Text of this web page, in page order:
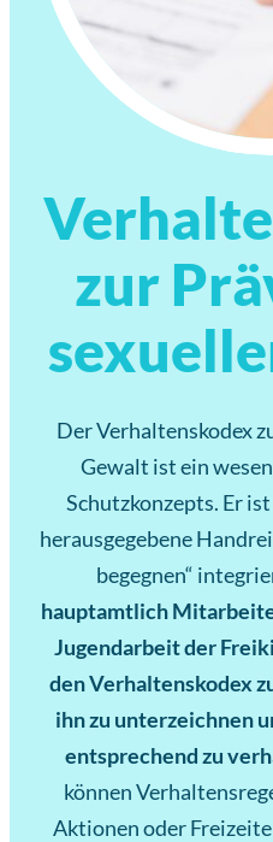
zur
Der Verhaltenskodex
Gewalt ist ein
Schutzkonzepts. Er
herausgegebene
begegnen“
hauptamtlich
Jugendarbeit der
den Verhaltenskodex
ihn zu unterzeichnen
entsprechend zu
können
Aktionen oder